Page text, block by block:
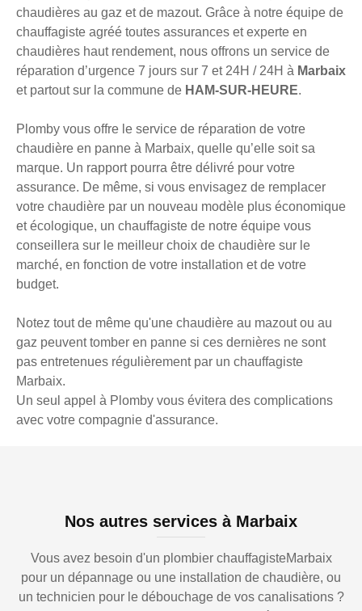
chaudières au gaz et de mazout. Grâce à notre équipe de
chauffagiste agréé toutes assurances et experte en
chaudières haut rendement, nous offrons un service de
réparation d’urgence 7 jours sur 7 et 24H / 24H à Marbaix
et partout sur la commune de HAM-SUR-HEURE.
Plomby vous offre le service de réparation de votre
chaudière en panne à Marbaix, quelle qu’elle soit sa
marque. Un rapport pourra être délivré pour votre
assurance. De même, si vous envisagez de remplacer
votre chaudière par un nouveau modèle plus économique
et écologique, un chauffagiste de notre équipe vous
conseillera sur le meilleur choix de chaudière sur le
marché, en fonction de votre installation et de votre
budget.
Notez tout de même qu'une chaudière au mazout ou au
gaz peuvent tomber en panne si ces dernières ne sont
pas entretenues régulièrement par un chauffagiste
Marbaix.
Un seul appel à Plomby vous évitera des complications
avec votre compagnie d'assurance.
Nos autres services à Marbaix
Vous avez besoin d'un plombier chauffagisteMarbaix
pour un dépannage ou une installation de chaudière, ou
un technicien pour le débouchage de vos canalisations ?